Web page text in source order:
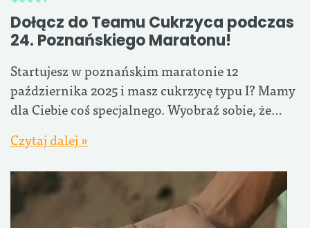
Dołącz do Teamu Cukrzyca podczas
24. Poznańskiego Maratonu!
Startujesz w poznańskim maratonie 12
października 2025 i masz cukrzycę typu I? Mamy
dla Ciebie coś specjalnego. Wyobraź sobie, że…
Czytaj dalej »